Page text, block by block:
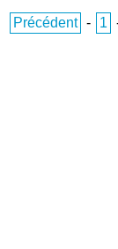
Précédent - 1